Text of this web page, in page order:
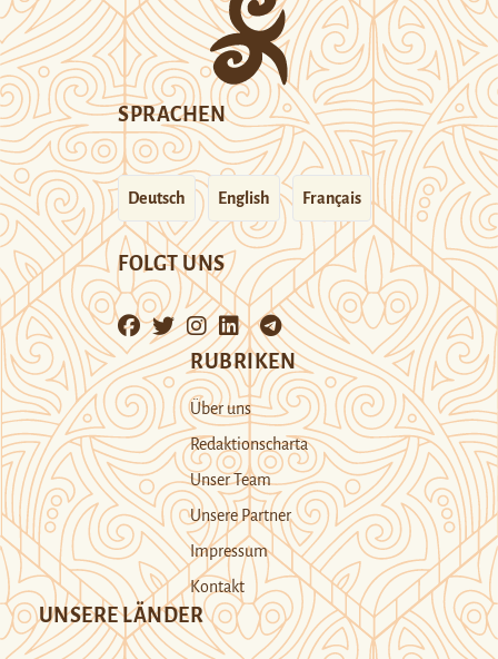
SPRACHEN
Deutsch English Français
FOLGT UNS
RUBRIKEN
Über uns
Redaktionscharta
Unser Team
Unsere Partner
Impressum
Kontakt
UNSERE LÄNDER